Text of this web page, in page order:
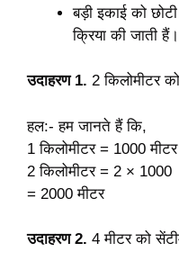
बड़ी इकाई को
क्रिया की जाती हैं।
उदाहरण 1. 2 किलोमीटर
हल:- हम जानते हैं कि,
1 किलोमीटर = 1000 मीटर
2 किलोमीटर = 2 × 1000
= 2000 मीटर
उदाहरण 2. 4 मीटर को